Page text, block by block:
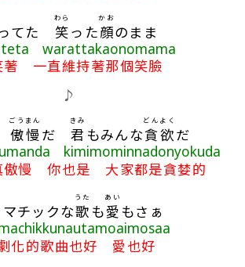
てた 笑
わら
った顔
かお
のまま
warattakaonomama
著 一直維持著那個笑臉
♪
傲慢
ごうまん
だ 君
きみ
もみんな貪欲
どんよく
だ
kimimominnadonyokuda
慢 你也是 大家都是貪婪的
マチックな歌
うた
も愛
あい
もさぁ
化的歌曲也好 愛也好